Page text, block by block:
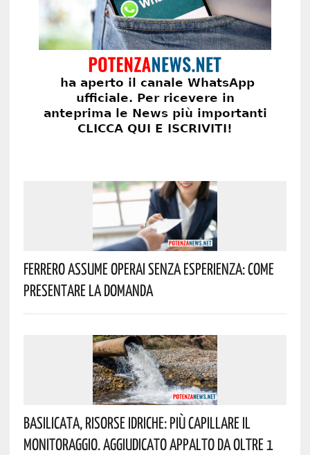
Ferrero Assume Operai Senza Esperienza: Come
Presentare La Domanda
Basilicata, Risorse Idriche: Più Capillare Il
Monitoraggio. Aggiudicato Appalto Da Oltre 1